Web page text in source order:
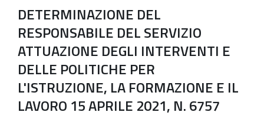
DETERMINAZIONE DEL
RESPONSABILE DEL SERVIZIO
ATTUAZIONE DEGLI INTERVENTI E
DELLE POLITICHE PER
L'ISTRUZIONE, LA FORMAZIONE E IL
LAVORO 15 APRILE 2021, N. 6757